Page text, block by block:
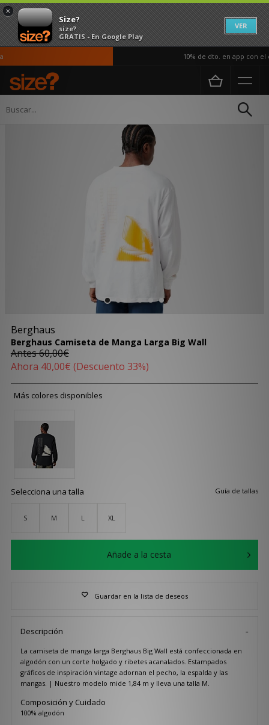
×
Size?
size?
GRATIS - En Google Play
VER
10% de dto. en app con el
Página principal
Berghaus
Berghaus Camiseta de Manga Larga Big Wall
Antes60,00€
Ahora 40,00€ (Descuento 33%)
Más colores disponibles
Guía de tallas
Selecciona una talla
S M L XL
Añade a la cesta
Guardar en la lista de deseos
Descripción
La camiseta de manga larga Berghaus Big Wall está confeccionada en
algodón con un corte holgado y ribetes acanalados. Estampados
gráficos de inspiración vintage adornan el pecho, la espalda y las
mangas. | Nuestro modelo mide 1,84 m y lleva una talla M.
Composición y Cuidado
100% algodón